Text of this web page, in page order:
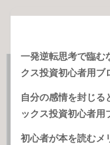
一発逆転思考で臨む
クス投資初心者用ブ
自分の感情を封じる
ックス投資初心者用
初心者が本を読むメ